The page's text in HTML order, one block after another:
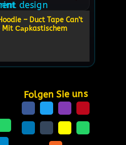
– Duct Tape Can’t
Mit Сарkastischem
Folgen Sie uns